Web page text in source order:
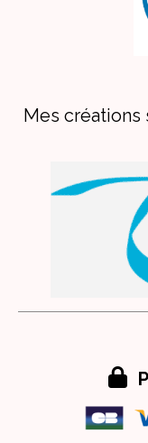
Mes
